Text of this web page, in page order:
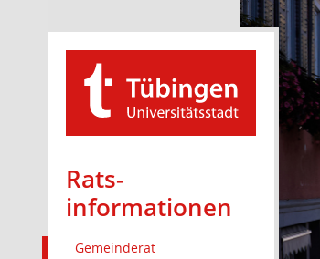
Rats­
informationen
Gemeinderat